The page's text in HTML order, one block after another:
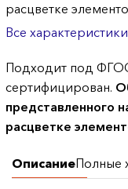
расцветке
Все характеристики
Подходит под
сертифицирован.
представленного
расцветке
ОписаниеПолные